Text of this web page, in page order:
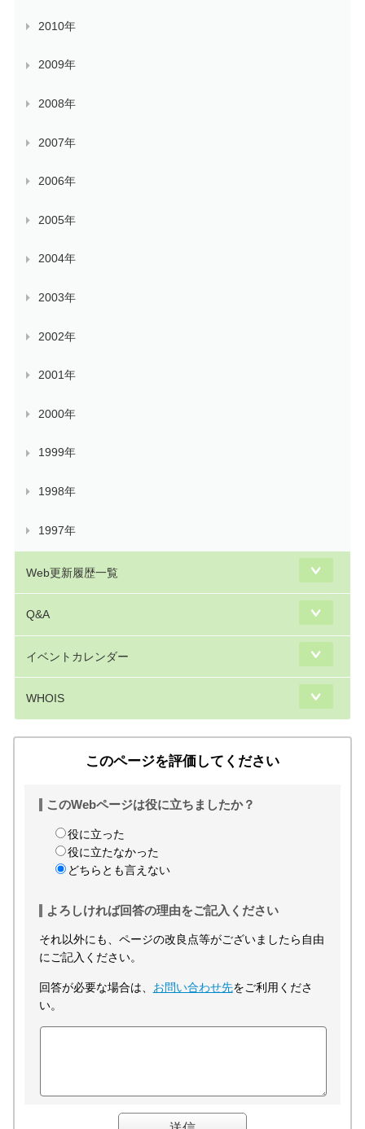
2010年
2009年
2008年
2007年
2006年
2005年
2004年
2003年
2002年
2001年
2000年
1999年
1998年
1997年
Web更新履歴一覧
Q&A
イベントカレンダー
WHOIS
このページを評価してください
このWebページは役に立ちましたか？
役に立った
役に立たなかった
どちらとも言えない
よろしければ回答の理由をご記入ください
それ以外にも、ページの改良点等がございましたら自由
にご記入ください。
回答が必要な場合は、 お問い合わせ先をご利用くださ
い。